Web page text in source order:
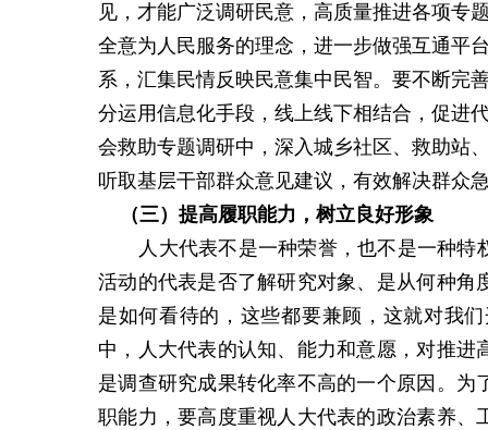
见，才能广泛调研民意，高质量推进各项专
全意为人民服务的理念，进一步做强互通平
系，汇集民情反映民意集中民智。要不断完
分运用信息化手段，线上线下相结合，促进
会救助专题调研中，深入城乡社区、救助站
听取基层干部群众意见建议，有效解决群众
（三）提高履职能力 ，树立良好形象
人大代表不是一种荣誉，也不是一种
活动的代表是否了解研究对象、是从何种
是如何看待的，这些都要兼顾，这就对我
中，人大代表的认知、能力和意愿，对推
是调查研究成果转化率不高的一个原因。
职能力，要高度重视人大代表的政治素养